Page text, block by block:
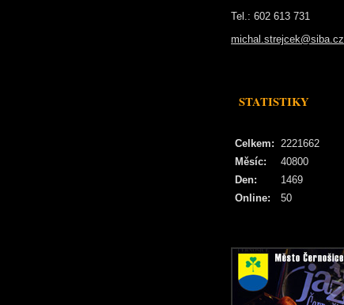
Tel.: 602 613 731
michal.strejcek@siba.cz
STATISTIKY
Online: 50
Celkem: 2221662
Měsíc:
40800
Den:
1469